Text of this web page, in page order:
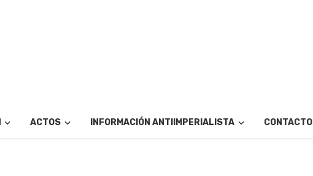
ACTOS INFORMACIÓN ANTIIMPERIALISTA CONTACTO